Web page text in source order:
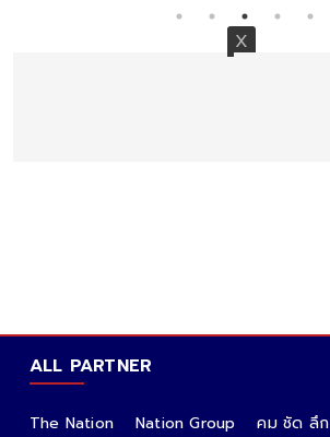
ALL PARTNER
The Nation Nation Group
คม ชัด ลึก